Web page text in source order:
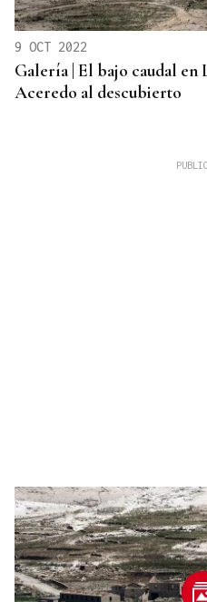
9 OCT 2022
Galería | El bajo caudal en
Aceredo al descubierto